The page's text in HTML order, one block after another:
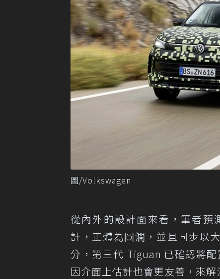
圖/Volkswagen
從內外的設計面來看，筆者預
計，正體為圓潤，並且同步以
分，第三代 Tiguan 已確認將
因介面上估計也會更友善，來